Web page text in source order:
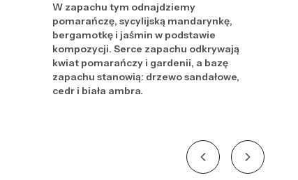
W zapachu tym odnajdziemy
pomarańczę, sycylijską mandarynkę,
bergamotkę i jaśmin w podstawie
kompozycji. Serce zapachu odkrywają
kwiat pomarańczy i gardenii, a bazę
zapachu stanowią: drzewo sandałowe,
cedr i biała ambra.